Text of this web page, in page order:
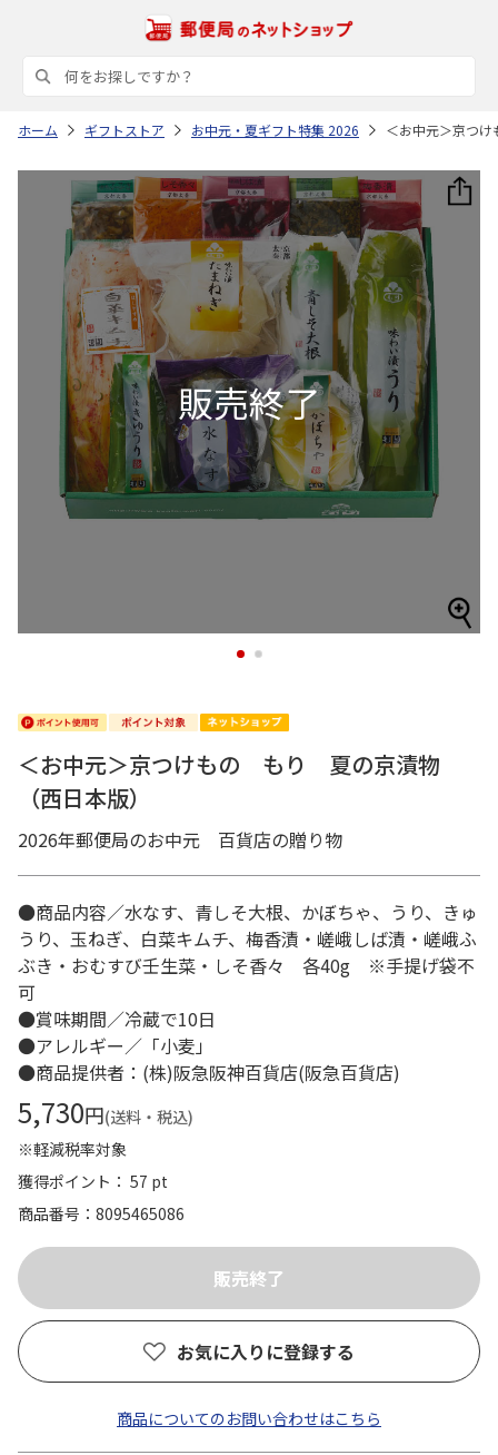
ホーム ギフトストア お中元・夏ギフト特集 2026 ＜お中元＞京つ
1 2
＜お中元＞京つけもの もり 夏の京漬物
（西日本版）
2026年郵便局のお中元 百貨店の贈り物
●商品内容／水なす、青しそ大根、かぼちゃ、うり、きゅ
うり、玉ねぎ、白菜キムチ、梅香漬・嵯峨しば漬・嵯峨ふ
ぶき・おむすび壬生菜・しそ香々 各40g ※手提げ袋不
可
●賞味期間／冷蔵で10日
●アレルギー／「小麦」
●商品提供者：(株)阪急阪神百貨店(阪急百貨店)
5,730円(送料・税込)
※軽減税率対象
獲得ポイント： 57 pt
商品番号
8095465086
お気に入りに登録する
商品についてのお問い合わせはこちら